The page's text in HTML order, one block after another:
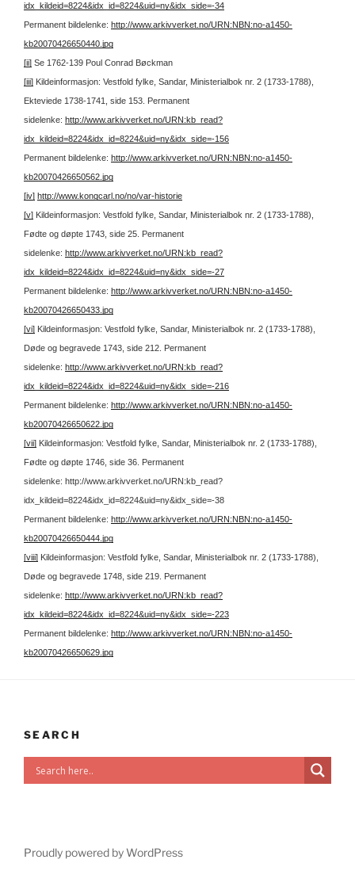
idx_kildeid=8224&idx_id=8224&uid=ny&idx_side=-34
Permanent bildelenke: http://www.arkivverket.no/URN:NBN:no-a1450-
kb20070426650440.jpg
[ii] Se 1762-139 Poul Conrad Bøckman
[iii] Kildeinformasjon: Vestfold fylke, Sandar, Ministerialbok nr. 2 (1733-1788),
Ekteviede 1738-1741, side 153. Permanent
sidelenke: http://www.arkivverket.no/URN:kb_read?
idx_kildeid=8224&idx_id=8224&uid=ny&idx_side=-156
Permanent bildelenke: http://www.arkivverket.no/URN:NBN:no-a1450-
kb20070426650562.jpg
[iv] http://www.kongcarl.no/no/var-historie
[v] Kildeinformasjon: Vestfold fylke, Sandar, Ministerialbok nr. 2 (1733-1788),
Fødte og døpte 1743, side 25. Permanent
sidelenke: http://www.arkivverket.no/URN:kb_read?
idx_kildeid=8224&idx_id=8224&uid=ny&idx_side=-27
Permanent bildelenke: http://www.arkivverket.no/URN:NBN:no-a1450-
kb20070426650433.jpg
[vi] Kildeinformasjon: Vestfold fylke, Sandar, Ministerialbok nr. 2 (1733-1788),
Døde og begravede 1743, side 212. Permanent
sidelenke: http://www.arkivverket.no/URN:kb_read?
idx_kildeid=8224&idx_id=8224&uid=ny&idx_side=-216
Permanent bildelenke: http://www.arkivverket.no/URN:NBN:no-a1450-
kb20070426650622.jpg
[vii] Kildeinformasjon: Vestfold fylke, Sandar, Ministerialbok nr. 2 (1733-1788),
Fødte og døpte 1746, side 36. Permanent
sidelenke: http://www.arkivverket.no/URN:kb_read?
idx_kildeid=8224&idx_id=8224&uid=ny&idx_side=-38
Permanent bildelenke: http://www.arkivverket.no/URN:NBN:no-a1450-
kb20070426650444.jpg
[viii] Kildeinformasjon: Vestfold fylke, Sandar, Ministerialbok nr. 2 (1733-1788),
Døde og begravede 1748, side 219. Permanent
sidelenke: http://www.arkivverket.no/URN:kb_read?
idx_kildeid=8224&idx_id=8224&uid=ny&idx_side=-223
Permanent bildelenke: http://www.arkivverket.no/URN:NBN:no-a1450-
kb20070426650629.jpg
SEARCH
Proudly powered by WordPress